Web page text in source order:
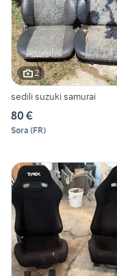
2
sedili suzuki samurai
80 €
Sora (FR)